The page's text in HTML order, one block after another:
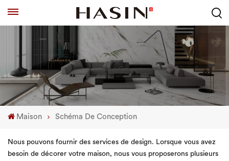
Maison Schéma De Conception
Nous pouvons fournir des services de design. Lorsque vous avez
besoin de décorer votre maison, nous vous proposerons plusieurs